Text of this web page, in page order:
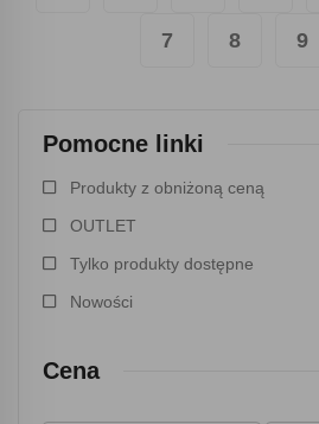
Pomocne linki
Produkty z obniżoną ceną
OUTLET
Tylko produkty dostępne
Nowości
Cena
7 8 9